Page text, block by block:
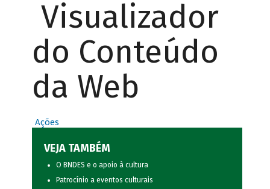
Visualizador
do Conteúdo
da Web
Ações
VEJA TAMBÉM
O BNDES e o apoio à cultura
Patrocínio a eventos culturais